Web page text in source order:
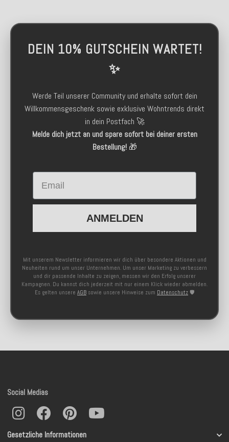
DEIN 10% GUTSCHEIN WARTET!
✨
Werde Teil unserer Community und erhalte sofort dein
Willkommensgeschenk sowie exklusive Wohntrends direkt
in dein Postfach 🚀
Melde dich jetzt an und spare sofort bei deiner ersten
Bestellung!🎁
Email
ANMELDEN
Mit unserem Newsletter informieren wir dich über besondere Aktionen und
Neuheiten rund um unser Unternehmen. Um unser Marketing zu verbessern
und dir passende Inhalte zu zeigen, messen wir den Erfolg unserer
Kampagnen. Du kannst dich jederzeit mit nur einem Klick wieder abmelden.
Es gelten unsere AGB sowie unsere Hinweise zum Datenschutz 🛡️
Gesetzliche Informationen
Social Medias